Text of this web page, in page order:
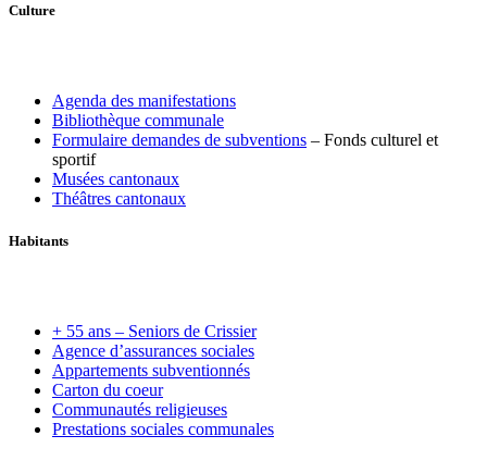
Culture
Agenda des manifestations
Bibliothèque communale
Formulaire demandes de subventions – Fonds culturel et
sportif
Musées cantonaux
Théâtres cantonaux
Habitants
+ 55 ans – Seniors de Crissier
Agence d’assurances sociales
Appartements subventionnés
Carton du coeur
Communautés religieuses
Prestations sociales communales